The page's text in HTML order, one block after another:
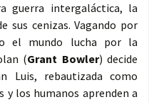
guerra intergaláctica, la
sus cenizas. Vagando por
el mundo lucha por la
(Grant Bowler) decide
Luis, rebautizada como
y los humanos aprenden a